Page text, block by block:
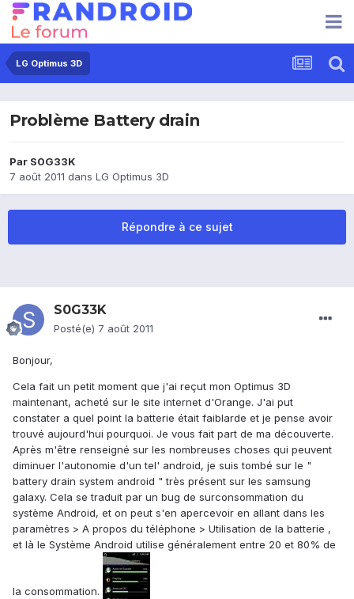
LG Optimus 3D
Problème Battery drain
Par S0G33K
7 août 2011 dans LG Optimus 3D
Répondre à ce sujet
S0G33K
Posté(e) 7 août 2011
Bonjour,
Cela fait un petit moment que j'ai reçut mon Optimus 3D
maintenant, acheté sur le site internet d'Orange. J'ai put
constater a quel point la batterie était faiblarde et je pense avoir
trouvé aujourd'hui pourquoi. Je vous fait part de ma découverte.
Après m'être renseigné sur les nombreuses choses qui peuvent
diminuer l'autonomie d'un tel' android, je suis tombé sur le "
battery drain system android " très présent sur les samsung
galaxy. Cela se traduit par un bug de surconsommation du
système Android, et on peut s'en apercevoir en allant dans les
paramètres > A propos du téléphone > Utilisation de la batterie ,
et là le Système Android utilise généralement entre 20 et 80% de
la consommation.